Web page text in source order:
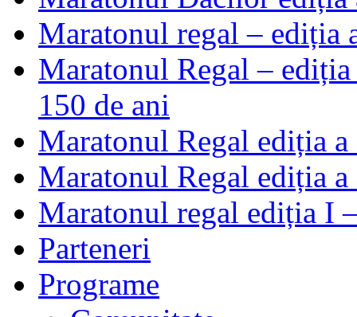
Maratonul regal – ediția
Maratonul Regal –
150 de ani
Maratonul Regal ediția
Maratonul Regal ediția
Maratonul regal ediția I
Parteneri
Programe